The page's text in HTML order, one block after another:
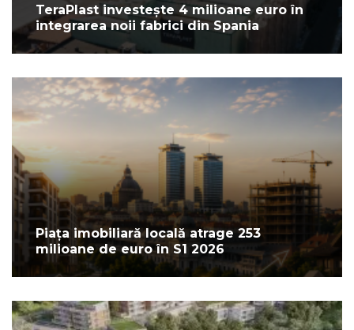
TeraPlast investește 4 milioane euro în
integrarea noii fabrici din Spania
Piața imobiliară locală atrage 253
milioane de euro în S1 2026